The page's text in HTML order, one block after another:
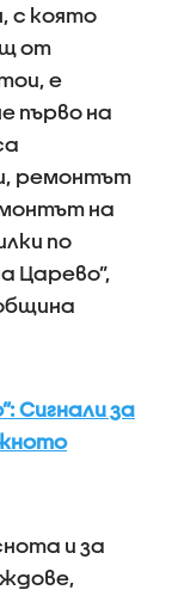
с която
от
е
първо на
ремонтът
на
по
Царево”,
Сигнали за
и за